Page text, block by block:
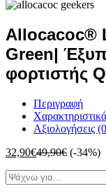
Allocacoc®
Green|
φορτιστής
Περιγραφή
Χαρακτηριστικά
Αξιολογήσεις
32,90€49,90€ (-34%)